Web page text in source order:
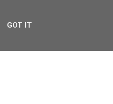
GOT IT